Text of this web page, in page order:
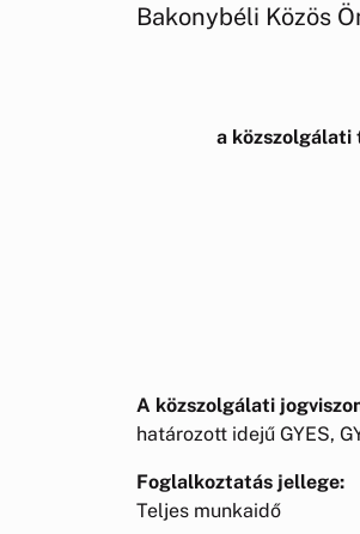
Bakonybéli Közös
a közszolgálati
A közszolgálati
határozott idejű GYES,
Foglalkoztatás jellege:
Teljes munkaidő